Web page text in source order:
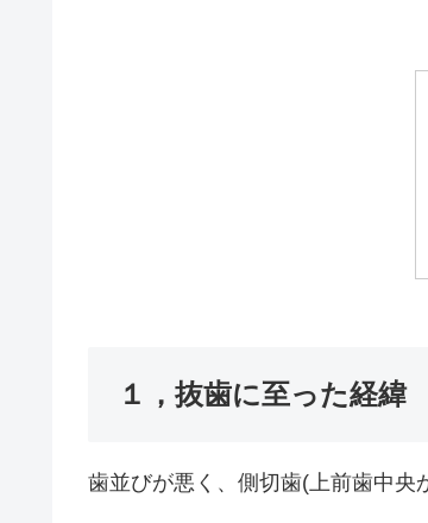
１，抜歯に至った経緯
歯並びが悪く、側切歯(上前歯中央